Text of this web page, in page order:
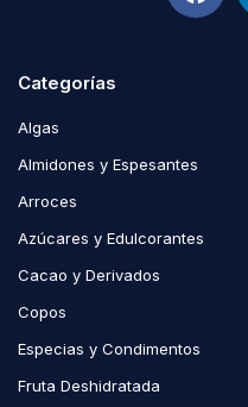
Categorías
Algas
Almidones y Espesantes
Arroces
Azúcares y Edulcorantes
Cacao y Derivados
Copos
Especias y Condimentos
Fruta Deshidratada